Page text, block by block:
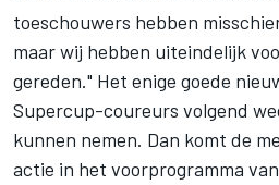
toeschouwers hebben
maar wij hebben uiteindelijk
gereden." Het enige goede
Supercup-coureurs volgend
kunnen nemen. Dan komt de
actie in het voorprogramma